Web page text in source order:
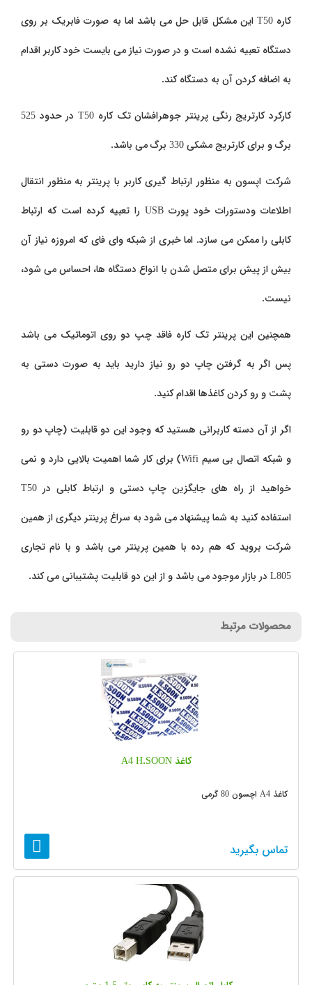
کارهT50 این مشکل قابل حل می باشد اما به صورت فابریک بر روی
دستگاه تعبیه نشده است و در صورت نیاز می بایست خود کاربر اقدام
به اضافه کردن آن به دستگاه کند.
کارکرد کارتریج رنگی پرینتر جوهرافشان تک کاره T50
در حدود 525
برگ و برای کارتریج مشکی 330 برگ می باشد.
شرکت اپسون به منظور ارتباط گیری کاربر با پرینتر به منظور انتقال
اطلاعات ودستورات خود پورت USB را تعبیه کرده است که ارتباط
کابلی را ممکن می سازد. اما خبری از شبکه وای فای که امروزه نیاز آن
بیش از پیش برای متصل شدن با انواع دستگاه ها، احساس می شود،
نیست.
همچنین این پرینتر تک کاره فاقد چپ دو روی اتوماتیک می باشد
پس اگر به گرفتن چاپ دو رو نیاز دارید باید به صورت دستی به
پشت و رو کردن کاغذها اقدام کنید.
اگر از آن دسته کاربرانی هستید که وجود این دو قابلیت (چاپ دو رو
و شبکه اتصال بی سیمWifi) برای کار شما اهمیت بالایی دارد و نمی
خواهید از راه های جایگزین چاپ دستی و ارتباط کابلی در T50
استفاده کنید به شما پیشنهاد می شود به سراغ پرینتر دیگری از همین
شرکت بروید که هم رده با همین پرینتر می باشد و با نام تجاری
L805 در بازار موجود می باشد و از این دو قابلیت پشتیبانی می کند.
محصولات مرتبط
کاغذ A4 H.SOON
کاغذ A4 اچسون 80 گرمی
تماس بگیرید